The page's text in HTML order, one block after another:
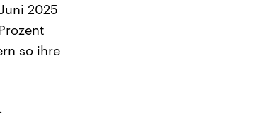
2025
so ihre